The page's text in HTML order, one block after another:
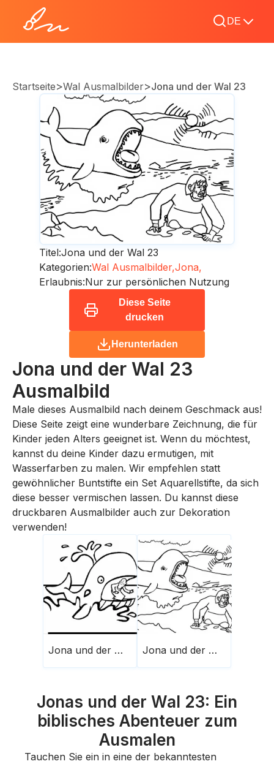
DE
Startseite>Wal Ausmalbilder>Jona und der Wal 23
Titel:Jona und der Wal 23
Kategorien:Wal Ausmalbilder,Jona,
Erlaubnis:Nur zur persönlichen Nutzung
Diese Seite
drucken
Herunterladen
Jona und der Wal 23
Ausmalbild
Male dieses Ausmalbild nach deinem Geschmack aus!
Diese Seite zeigt eine wunderbare Zeichnung, die für
Kinder jeden Alters geeignet ist. Wenn du möchtest,
kannst du deine Kinder dazu ermutigen, mit
Wasserfarben zu malen. Wir empfehlen statt
gewöhnlicher Buntstifte ein Set Aquarellstifte, da sich
diese besser vermischen lassen. Du kannst diese
druckbaren Ausmalbilder auch zur Dekoration
verwenden!
Jona und der Wal 19 Jona und der Wal 23
Jonas und der Wal 23: Ein
biblisches Abenteuer zum
Ausmalen
Tauchen Sie ein in eine der bekanntesten